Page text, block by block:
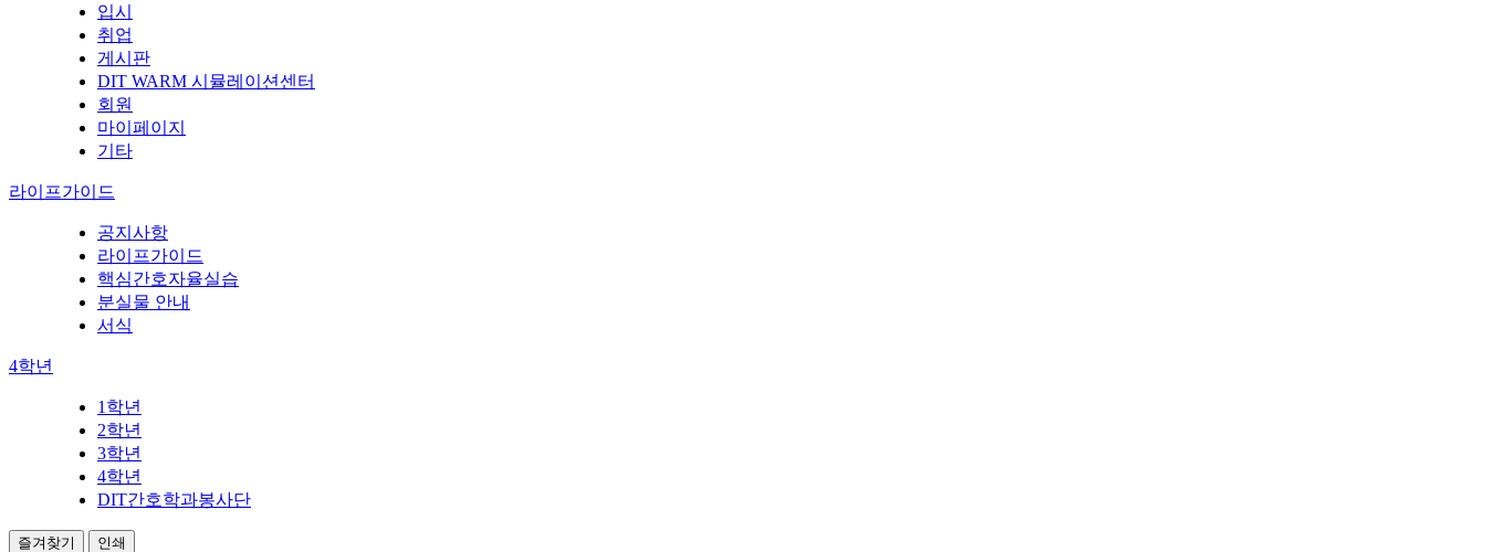
입시
취업
게시판
DIT WARM 시뮬레이션센터
회원
마이페이지
기타
라이프가이드
공지사항
라이프가이드
핵심간호자율실습
분실물 안내
서식
4학년
1학년
2학년
3학년
4학년
DIT간호학과봉사단
즐겨찾기 인쇄